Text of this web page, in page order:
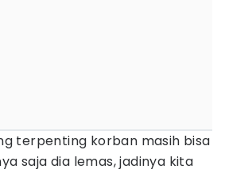
terpenting korban masih bisa
saja dia lemas, jadinya kita